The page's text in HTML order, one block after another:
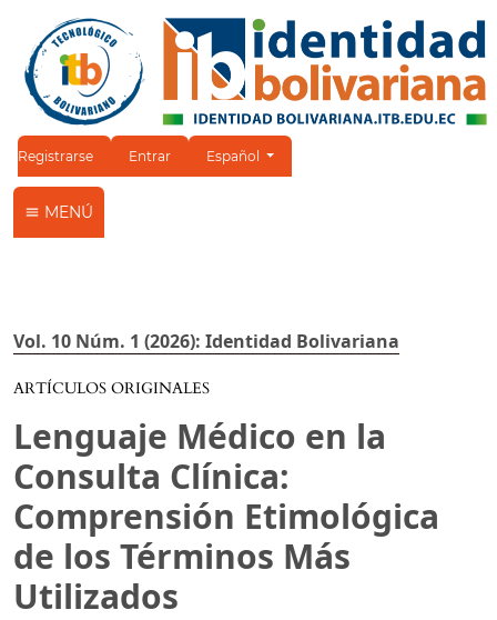
Registrarse Entrar Cambiar el idioma. El idioma actual es:
Español
MENÚ
Vol. 10 Núm. 1 (2026): Identidad Bolivariana
ARTÍCULOS ORIGINALES
Lenguaje Médico en la
Consulta Clínica:
Comprensión Etimológica
de los Términos Más
Utilizados